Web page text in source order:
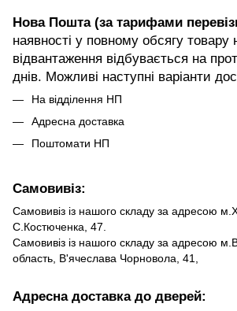
Нова Пошта (за тарифами
наявності у повному обсягу товару
відвантаження відбувається на
днів. Можливі наступні варіанти
На відділення НП
Адресна доставка
Поштомати НП
Самовивіз:
Самовивіз із нашого складу за адресою
С.Костюченка, 47.
Самовивіз із нашого складу за адресою
область, В'ячеслава Чорновола, 41,
Адресна доставка до дверей: